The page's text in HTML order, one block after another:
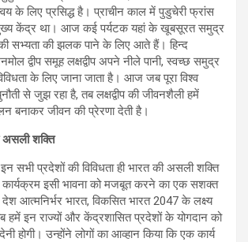
के लिए प्रसिद्ध है। प्राचीन काल में पुडुचेरी फ्रांस
मुख्य केंद्र था। आज कई पर्यटक यहां के खूबसूरत समुद्र
सभ्यता की झलक पाने के लिए आते हैं। हिन्द
द्वीप समूह लक्षद्वीप अपने नीले पानी, स्वच्छ समुद्र
के लिए जाना जाता है। आज जब पूरा विश्व
से जुझ रहा है, तब लक्षद्वीप की जीवनशैली हमें
बनाकर जीवन की प्रेरणा देती है।
असली शक्ति
सभी प्रदेशों की विविधता ही भारत की असली शक्ति
इसी भावना को मजबूत करने का एक सशक्त
आत्मनिर्भर भारत, विकसित भारत 2047 के लक्ष्य
हमें इन राज्यों और केंद्रशासित प्रदेशों के योगदान को
होगी। उन्होंने लोगों का आव्हान किया कि एक कार्य